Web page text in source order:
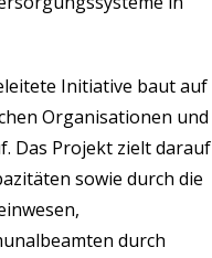
Initiative baut auf
Organisationen und
Das Projekt zielt darauf
sowie durch die
durch